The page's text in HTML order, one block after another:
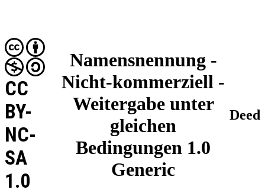
Namensnennung -
Nicht-kommerziell -
Weitergabe unter
gleichen
Bedingungen 1.0
Generic
CC
BY-
NC-
SA
1.0
Deed